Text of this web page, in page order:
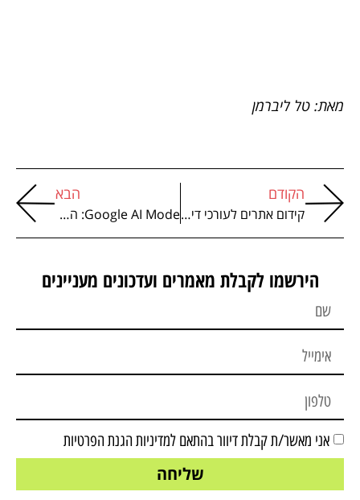
מאת: טל ליברמן
הקודם
קידום אתרים לעורכי דין – המדריך המקיף
הבא
Google AI Mode: המדריך המעשי לעידן התשובות
הירשמו לקבלת מאמרים ועדכונים מעניינים
אני מאשר/ת קבלת דיוור בהתאם למדיניות הגנת הפרטיות
שליחה